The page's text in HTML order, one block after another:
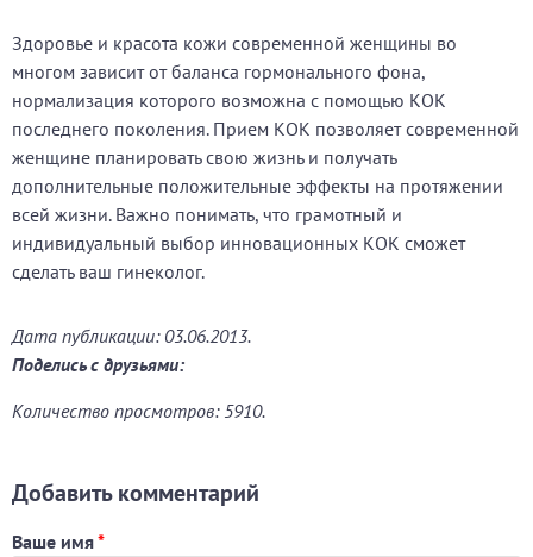
Здоровье и красота кожи современной женщины во
многом зависит от баланса гормонального фона,
нормализация которого возможна с помощью КОК
последнего поколения. Прием КОК позволяет современной
женщине планировать свою жизнь и получать
дополнительные положительные эффекты на протяжении
всей жизни. Важно понимать, что грамотный и
индивидуальный выбор инновационных КОК сможет
сделать ваш гинеколог.
Дата публикации: 03.06.2013.
Поделись с друзьями:
Количество просмотров: 5910.
Добавить комментарий
Ваше имя*